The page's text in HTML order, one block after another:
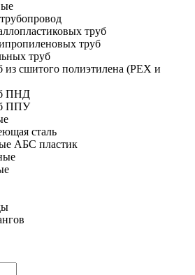
труб
труб
труб
из сшитого полиэтилена (PEX и
ПНД
ППУ
сталь
АБС пластик